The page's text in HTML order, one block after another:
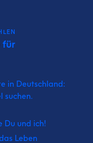
für
in Deutschland:
suchen.
Du und ich!
Leben